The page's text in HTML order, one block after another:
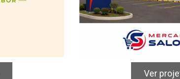
Alimentos & Bebidas
Ver